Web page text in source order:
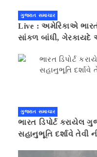
ગુજરાત સમાચાર
Live : અમેરિકાએ
સાંકળ બાંધી, ગેરકાયદે
ગુજરાત સમાચાર
ભારત ડિપોર્ટ કરાયેલ
સહાનુભૂતિ દર્શાવે તેવી